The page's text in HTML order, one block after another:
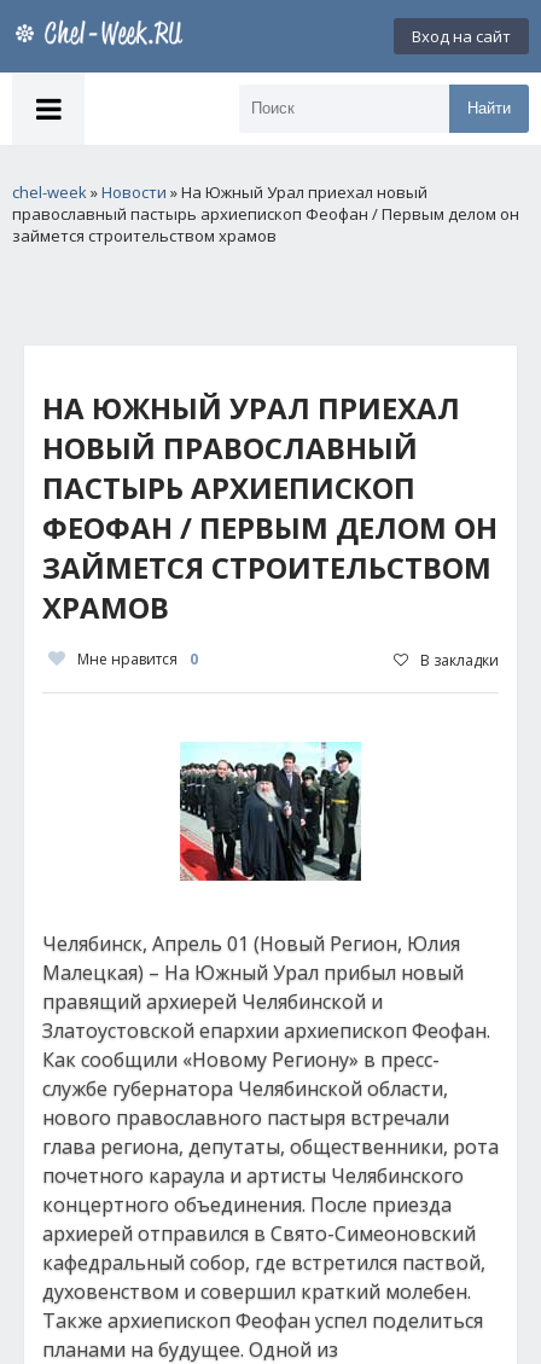
Вход на сайт
Найти
chel-week»Новости » На Южный Урал приехал новый
православный пастырь архиепископ Феофан / Первым делом он
займется строительством храмов
НА ЮЖНЫЙ УРАЛ ПРИЕХАЛ
НОВЫЙ ПРАВОСЛАВНЫЙ
ПАСТЫРЬ АРХИЕПИСКОП
ФЕОФАН / ПЕРВЫМ ДЕЛОМ ОН
ЗАЙМЕТСЯ СТРОИТЕЛЬСТВОМ
ХРАМОВ
Мне нравится 0 В закладки
Челябинск, Апрель 01 (Новый Регион, Юлия
Малецкая) – На Южный Урал прибыл новый
правящий архиерей Челябинской и
Златоустовской епархии архиепископ Феофан.
Как сообщили «Новому Региону» в пресс-
службе губернатора Челябинской области,
нового православного пастыря встречали
глава региона, депутаты, общественники, рота
почетного караула и артисты Челябинского
концертного объединения. После приезда
архиерей отправился в Свято-Симеоновский
кафедральный собор, где встретился паствой,
духовенством и совершил краткий молебен.
Также архиепископ Феофан успел поделиться
планами на будущее. Одной из